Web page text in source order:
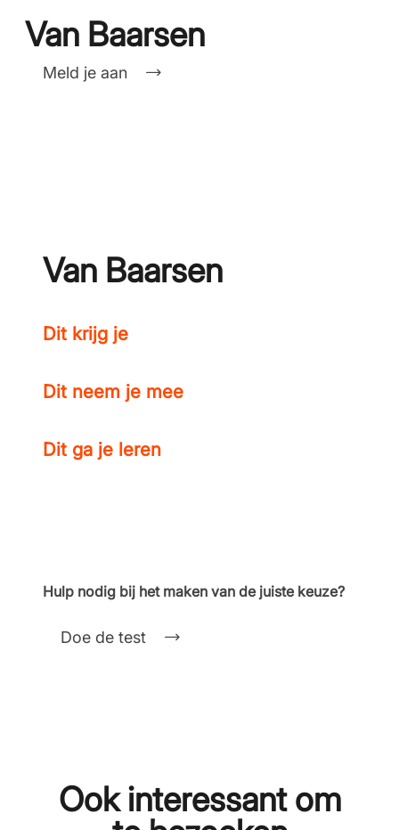
Van Baarsen
Meld je aan
Van Baarsen
Dit krijg je
Dit neem je mee
Dit ga je leren
Hulp nodig bij het maken van de juiste keuze?
Doe de test
Ook interessant om